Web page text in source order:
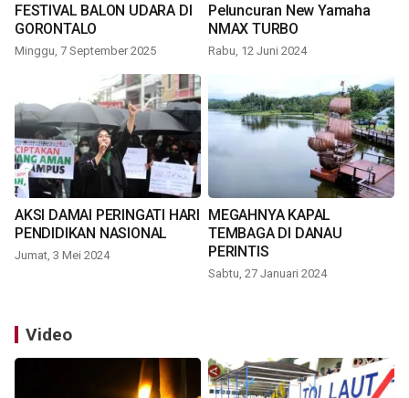
FESTIVAL BALON UDARA DI
GORONTALO
Minggu, 7 September 2025
Peluncuran New Yamaha
NMAX TURBO
Rabu, 12 Juni 2024
AKSI DAMAI PERINGATI HARI
PENDIDIKAN NASIONAL
Jumat, 3 Mei 2024
MEGAHNYA KAPAL
TEMBAGA DI DANAU
PERINTIS
Sabtu, 27 Januari 2024
Video